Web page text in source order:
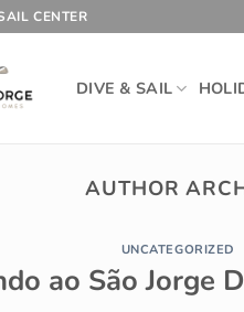
CENTER
DIVE & SAIL
AUTHOR
UNCATEGORIZED
ao São Jorge